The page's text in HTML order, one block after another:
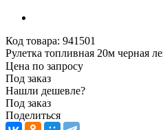
Код товара: 941501
Рулетка топливная 20м черная
Цена по запросу
Под заказ
Нашли дешевле?
Под заказ
Поделиться